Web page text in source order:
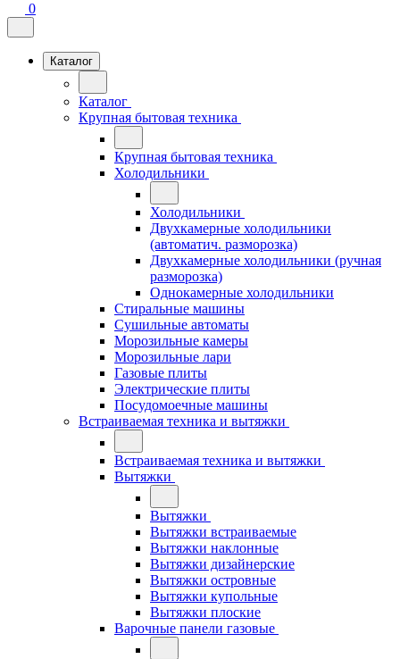
0
Каталог
Каталог
Крупная бытовая техника
Крупная бытовая техника
Холодильники
Холодильники
Двухкамерные холодильники
(автоматич. разморозка)
Двухкамерные холодильники (ручная
разморозка)
Однокамерные холодильники
Стиральные машины
Сушильные автоматы
Морозильные камеры
Морозильные лари
Газовые плиты
Электрические плиты
Посудомоечные машины
Встраиваемая техника и вытяжки
Встраиваемая техника и вытяжки
Вытяжки
Вытяжки
Вытяжки встраиваемые
Вытяжки наклонные
Вытяжки дизайнерские
Вытяжки островные
Вытяжки купольные
Вытяжки плоские
Варочные панели газовые